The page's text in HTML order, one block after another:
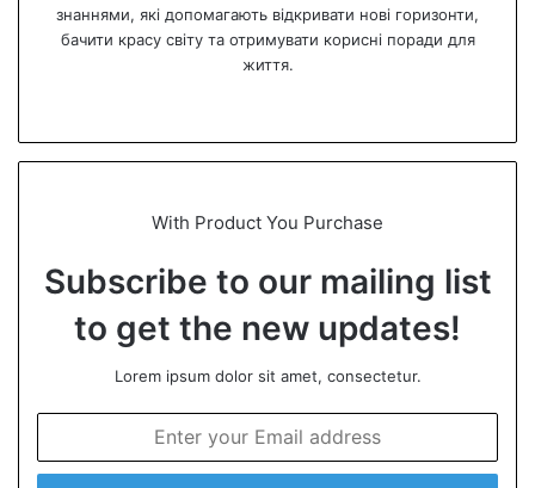
знаннями, які допомагають відкривати нові горизонти,
бачити красу світу та отримувати корисні поради для
життя.
te
With Product You Purchase
Subscribe to our mailing list
to get the new updates!
Lorem ipsum dolor sit amet, consectetur.
t